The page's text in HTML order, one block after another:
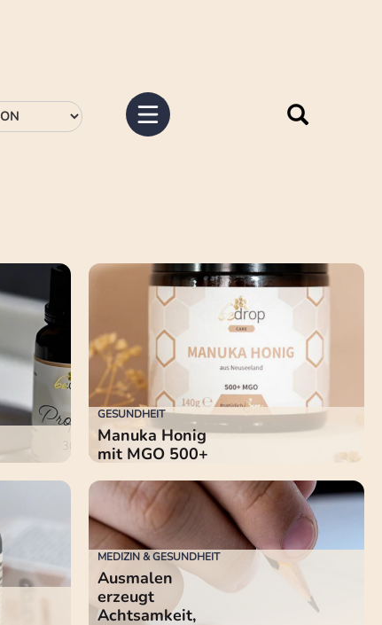
GESUNDHEIT
Manuka Honig
mit MGO 500+
MEDIZIN & GESUNDHEIT
Ausmalen
erzeugt
Achtsamkeit,